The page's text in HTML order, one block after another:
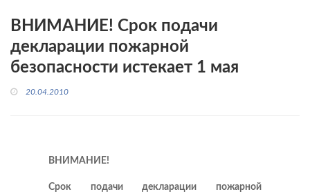
ВНИМАНИЕ! Срок подачи
декларации пожарной
безопасности истекает 1 мая
20.04.2010
ВНИМАНИЕ!
Срок подачи декларации пожарной